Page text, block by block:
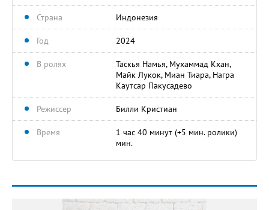
Страна Индонезия
Год 2024
В ролях
Таскья Намья, Мухаммад Кхан,
Майк Лукок, Миан Тиара, Награ
Каутсар Пакусадево
Режиссер Билли Кристиан
Время
1 час 40 минут (+5 мин. ролики)
мин.